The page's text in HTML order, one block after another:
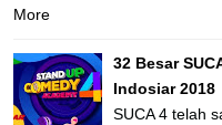
More
32 Besar
Indosiar 2018
SUCA 4 telah